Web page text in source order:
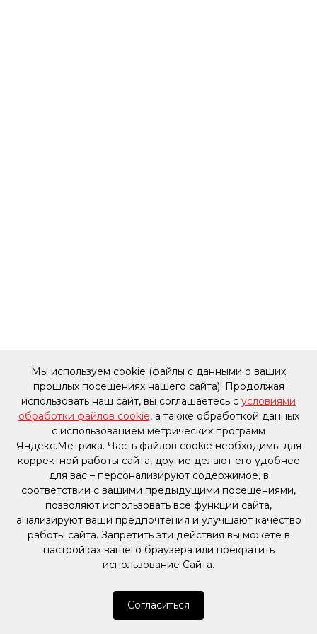
Мы используем cookie (файлы с данными о ваших
прошлых посещениях нашего сайта)! Продолжая
использовать наш сайт, вы соглашаетесь с условиями
обработки файлов cookie, а также обработкой данных
с использованием метрических программ
Яндекс.Метрика. Часть файлов cookie необходимы для
корректной работы сайта, другие делают его удобнее
для вас – персонализируют содержимое, в
соответствии с вашими предыдущими посещениями,
позволяют использовать все функции сайта,
анализируют ваши предпочтения и улучшают качество
работы сайта. Запретить эти действия вы можете в
настройках вашего браузера или прекратить
использование Сайта.
Согласиться